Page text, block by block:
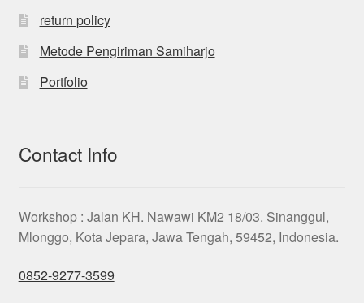
return policy
Metode Pengiriman Samiharjo
Portfolio
Contact Info
Workshop : Jalan KH. Nawawi KM2 18/03. Sinanggul,
Mlonggo, Kota Jepara, Jawa Tengah, 59452, Indonesia.
0852-9277-3599